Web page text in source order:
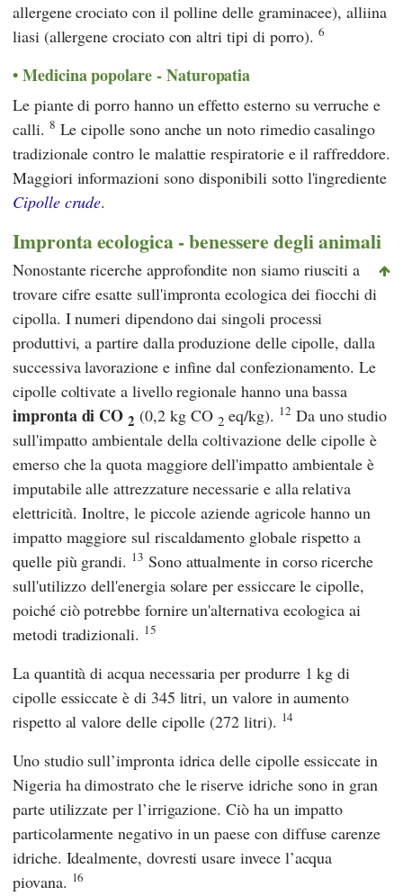
allergene crociato con il polline delle graminacee), alliina
liasi (allergene crociato con altri tipi di porro).6
Medicina popolare - Naturopatia
Le piante di porro hanno un effetto esterno su verruche e
calli. 8 Le cipolle sono anche un noto rimedio casalingo
tradizionale contro le malattie respiratorie e il raffreddore.
Maggiori informazioni sono disponibili sotto l'ingrediente
Cipolle crude.
Impronta ecologica - benessere degli animali
Nonostante ricerche approfondite non siamo riusciti a
trovare cifre esatte sull'impronta ecologica dei fiocchi di
cipolla. I numeri dipendono dai singoli processi
produttivi, a partire dalla produzione delle cipolle, dalla
successiva lavorazione e infine dal confezionamento. Le
cipolle coltivate a livello regionale hanno una bassa
impronta di CO2 (0,2 kg CO 2 eq/kg). 12 Da uno studio
sull'impatto ambientale della coltivazione delle cipolle è
emerso che la quota maggiore dell'impatto ambientale è
imputabile alle attrezzature necessarie e alla relativa
elettricità. Inoltre, le piccole aziende agricole hanno un
impatto maggiore sul riscaldamento globale rispetto a
quelle più grandi. 13 Sono attualmente in corso ricerche
sull'utilizzo dell'energia solare per essiccare le cipolle,
poiché ciò potrebbe fornire un'alternativa ecologica ai
metodi tradizionali. 15
La quantità di acqua necessaria per produrre 1 kg di
cipolle essiccate è di 345 litri, un valore in aumento
rispetto al valore delle cipolle (272 litri). 14
Uno studio sull’impronta idrica delle cipolle essiccate in
Nigeria ha dimostrato che le riserve idriche sono in gran
parte utilizzate per l’irrigazione. Ciò ha un impatto
particolarmente negativo in un paese con diffuse carenze
idriche. Idealmente, dovresti usare invece l’acqua
piovana. 16